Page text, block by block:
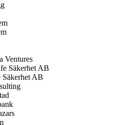
Ventures
Säkerhet AB
Säkerhet AB